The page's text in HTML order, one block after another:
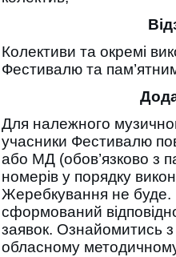
Колективи та окремі
Фестивалю та
Для належного
учасники Фестивалю
або МД (обов’язково з
номерів у порядку
Жеребкування не буде.
сформований
заявок. Ознайомитись
обласному